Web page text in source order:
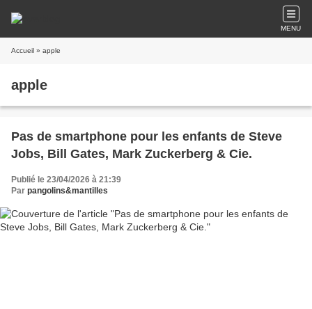
MENU
Accueil » apple
apple
Pas de smartphone pour les enfants de Steve
Jobs, Bill Gates, Mark Zuckerberg & Cie.
Publié le 23/04/2026 à 21:39
Par pangolins&mantilles